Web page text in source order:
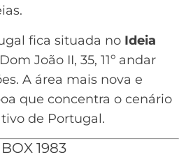
fica situada no Ideia
João II, 35, 11º andar
A área mais nova e
que concentra o cenário
de Portugal.
1983